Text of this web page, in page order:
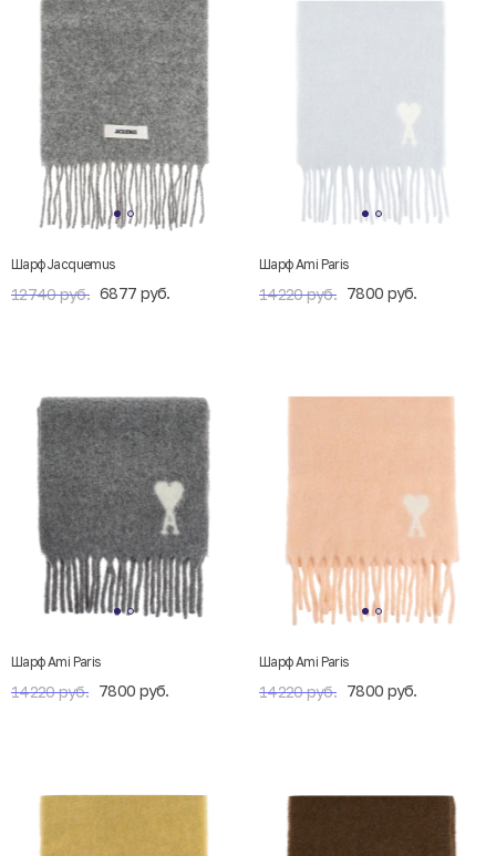
Шарф Jacquemus
12740 руб. 6877 руб.
Шарф Ami Paris
14220 руб. 7800 руб.
Шарф Ami Paris
14220 руб. 7800 руб.
Шарф Ami Paris
14220 руб. 7800 руб.